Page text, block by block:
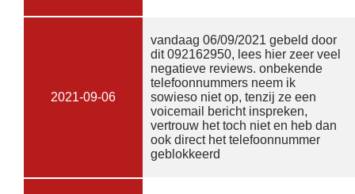
2021-09-06
vandaag 06/09/2021 gebeld door
dit 092162950, lees hier zeer veel
negatieve reviews. onbekende
telefoonnummers neem ik
sowieso niet op, tenzij ze een
voicemail bericht inspreken,
vertrouw het toch niet en heb dan
ook direct het telefoonnummer
geblokkeerd